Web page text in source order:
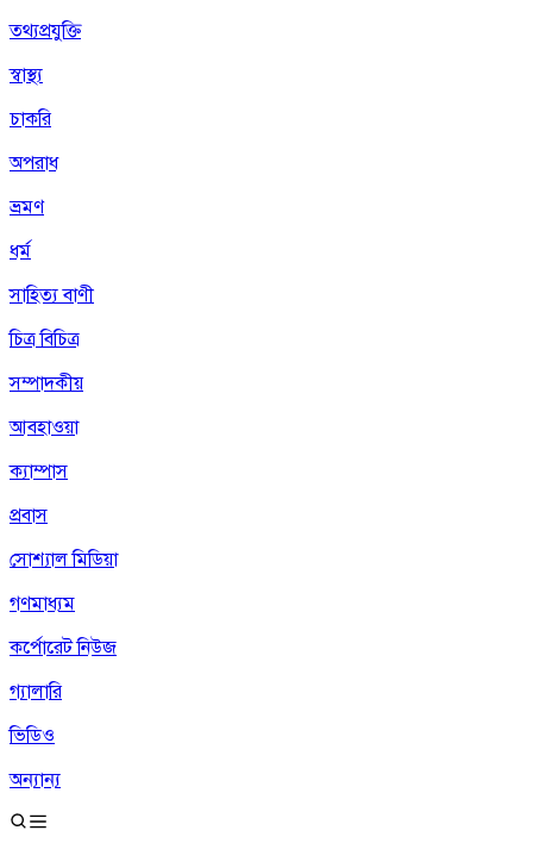
তথ্যপ্রযুক্তি
স্বাস্থ্য
চাকরি
অপরাধ
ভ্রমণ
ধর্ম
সাহিত্য বাণী
চিত্র বিচিত্র
সম্পাদকীয়
আবহাওয়া
ক্যাম্পাস
প্রবাস
সোশ্যাল মিডিয়া
গণমাধ্যম
কর্পোরেট নিউজ
গ্যালারি
ভিডিও
অন্যান্য